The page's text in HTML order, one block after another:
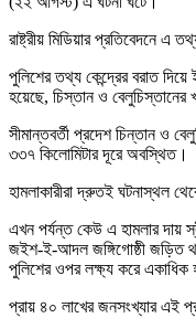
রাষ্ট্রীয় মিডিয়ার প্রতিবেদনে
পুলিশের তথ্য কেন্দ্রের বরাত দিয়ে
হয়েছে, চিস্তান ও বেলুচিস্তানের
সীমান্তবর্তী প্রদেশ চিন্তান ও
৩৩৭ কিলোমিটার দূরে অবস্থিত।
হামলাকারীরা দ্রুতই ঘটনাস্থল
এখন পর্যন্ত কেউ এ হামলার দায়
জইশ-ই-আদল জঙ্গিগোষ্ঠী জড়িত
পুলিশের ওপর লক্ষ্য করে একাধিক
প্রায় ৪০ লাখের জনসংখ্যার এই